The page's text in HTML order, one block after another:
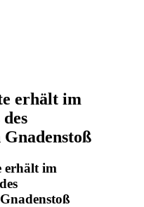
erhält im
erhält im